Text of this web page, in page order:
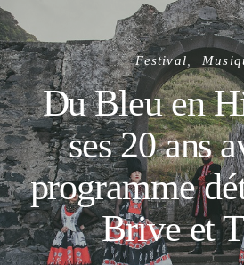
Festival
Du Bleu en
ses 20 ans
programme
Brive et